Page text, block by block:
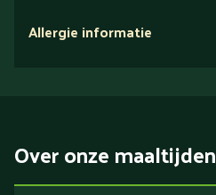
Allergie informatie
Over onze maaltijden